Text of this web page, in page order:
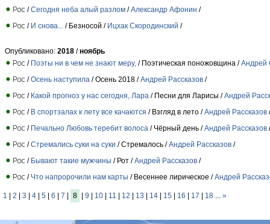
/Сегодня неба алый разлом /Александр Афонин /
/ И снова... / Безносой / Ицхак Скородинский /
Опубликовано: 2018 /ноябрь
/ Поэты ни в чем не знают меру, / Поэтическая поножовщина /Андрей
/Осень наступила / Осень 2018 /Андрей Рассказов /
/ Какой прогноз у нас сегодня, Лара / Песни для Ларисы /Андрей
/ В спортзалах к лету все качаются / Взгляд в лето /Андрей Рассказов /
/ Печально Любовь теребит волоса / Чёрный день /Андрей Рассказов /
/Стремались суки на суки / Стремалось /Андрей Рассказов /
/ Бывают такие мужчины / Рот /Андрей Рассказов /
/ Что напророчили нам карты / Весеннее лирическое /Андрей
1 | 2 | 3 | 4 | 5 | 6 | 7 | 8 | 9 | 10 | 11 | 12 | 13 | 14 | 15 | 16 | 17 | 18 »